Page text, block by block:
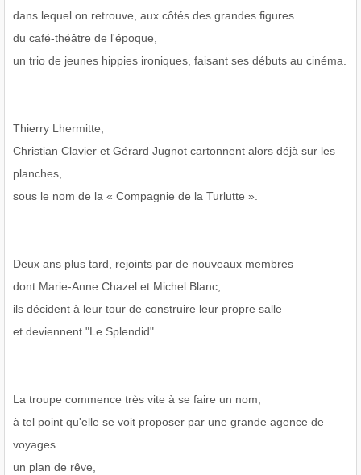
dans lequel on retrouve, aux côtés des grandes figures
du café-théâtre de l'époque,
un trio de jeunes hippies ironiques, faisant ses débuts au cinéma.
Thierry Lhermitte,
Christian Clavier et Gérard Jugnot cartonnent alors déjà sur les
planches,
sous le nom de la « Compagnie de la Turlutte ».
Deux ans plus tard, rejoints par de nouveaux membres
dont Marie-Anne Chazel et Michel Blanc,
ils décident à leur tour de construire leur propre salle
et deviennent "Le Splendid".
La troupe commence très vite à se faire un nom,
à tel point qu'elle se voit proposer par une grande agence de
voyages
un plan de rêve,